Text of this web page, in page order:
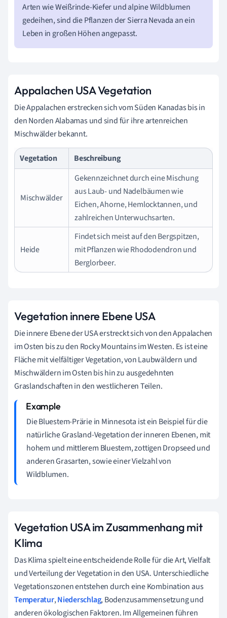
Arten wie Weißrinde-Kiefer und alpine Wildblumen
gedeihen, sind die Pflanzen der Sierra Nevada an ein
Leben in großen Höhen angepasst.
Appalachen USA Vegetation
Die Appalachen erstrecken sich vom Süden Kanadas bis in
den Norden Alabamas und sind für ihre artenreichen
Mischwälder bekannt.
Vegetation Beschreibung
Mischwälder
Gekennzeichnet durch eine Mischung
aus Laub- und Nadelbäumen wie
Eichen, Ahorne, Hemlocktannen, und
zahlreichen Unterwuchsarten.
Heide
Findet sich meist auf den Bergspitzen,
mit Pflanzen wie Rhododendron und
Berglorbeer.
Vegetation innere Ebene USA
Die innere Ebene der USA erstreckt sich von den Appalachen
im Osten bis zu den Rocky Mountains im Westen. Es ist eine
Fläche mit vielfältiger Vegetation, von Laubwäldern und
Mischwäldern im Osten bis hin zu ausgedehnten
Graslandschaften in den westlicheren Teilen.
Die Bluestem-Prärie in Minnesota ist ein Beispiel für die
natürliche Grasland-Vegetation der inneren Ebenen, mit
hohem und mittlerem Bluestem, zottigen Dropseed und
anderen Grasarten, sowie einer Vielzahl von
Wildblumen.
Vegetation USA im Zusammenhang mit
Klima
Das Klima spielt eine entscheidende Rolle für die Art, Vielfalt
und Verteilung der Vegetation in den USA. Unterschiedliche
Vegetationszonen entstehen durch eine Kombination aus
Temperatur,Niederschlag, Bodenzusammensetzung und
anderen ökologischen Faktoren. Im Allgemeinen führen